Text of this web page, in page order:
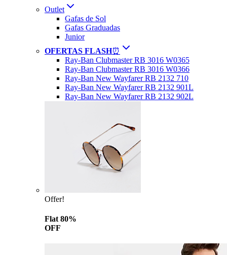
Outlet
Gafas de Sol
Gafas Graduadas
Junior
OFERTAS FLASH⏰
Ray-Ban Clubmaster RB 3016 W0365
Ray-Ban Clubmaster RB 3016 W0366
Ray-Ban New Wayfarer RB 2132 710
Ray-Ban New Wayfarer RB 2132 901L
Ray-Ban New Wayfarer RB 2132 902L
Offer!
Flat 80%
OFF